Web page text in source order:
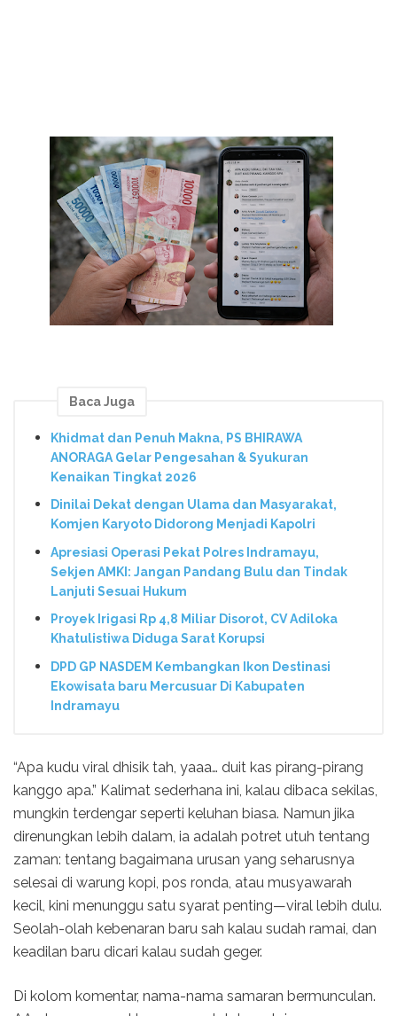
Baca Juga
Khidmat dan Penuh Makna, PS BHIRAWA
ANORAGA Gelar Pengesahan & Syukuran
Kenaikan Tingkat 2026
Dinilai Dekat dengan Ulama dan Masyarakat,
Komjen Karyoto Didorong Menjadi Kapolri
Apresiasi Operasi Pekat Polres Indramayu,
Sekjen AMKI: Jangan Pandang Bulu dan Tindak
Lanjuti Sesuai Hukum
Proyek Irigasi Rp 4,8 Miliar Disorot, CV Adiloka
Khatulistiwa Diduga Sarat Korupsi
DPD GP NASDEM Kembangkan Ikon Destinasi
Ekowisata baru Mercusuar Di Kabupaten
Indramayu
“Apa kudu viral dhisik tah, yaaa… duit kas pirang-pirang
kanggo apa.” Kalimat sederhana ini, kalau dibaca sekilas,
mungkin terdengar seperti keluhan biasa. Namun jika
direnungkan lebih dalam, ia adalah potret utuh tentang
zaman: tentang bagaimana urusan yang seharusnya
selesai di warung kopi, pos ronda, atau musyawarah
kecil, kini menunggu satu syarat penting—viral lebih dulu.
Seolah-olah kebenaran baru sah kalau sudah ramai, dan
keadilan baru dicari kalau sudah geger.
Di kolom komentar, nama-nama samaran bermunculan.